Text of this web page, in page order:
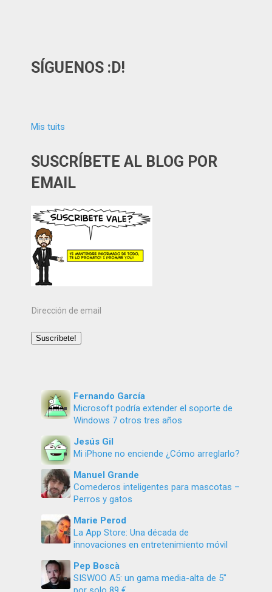
SÍGUENOS :D!
Mis tuits
SUSCRÍBETE AL BLOG POR
EMAIL
Dirección
email
Suscríbete!
Fernando García
Microsoft podría extender el soporte de
Windows 7 otros tres años
Jesús Gil
Mi iPhone no enciende ¿Cómo arreglarlo?
Manuel Grande
Comederos inteligentes para mascotas –
Perros y gatos
Marie Perod
La App Store: Una década de
innovaciones en entretenimiento móvil
Pep Boscà
SISWOO A5: un gama media-alta de 5″